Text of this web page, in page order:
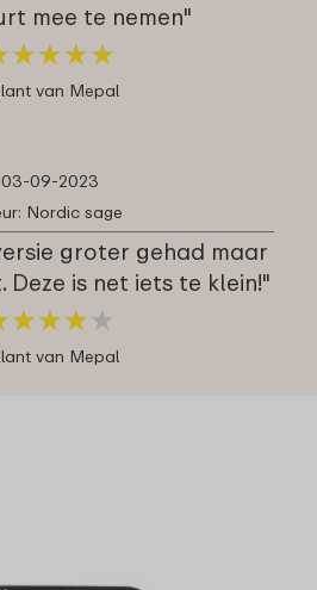
mee te nemen"
★★★★
★★★★
van Mepal
03-09-2023
Nordic sage
groter gehad maar
is net iets te klein!"
★★★ ★
★★★ ★
van Mepal